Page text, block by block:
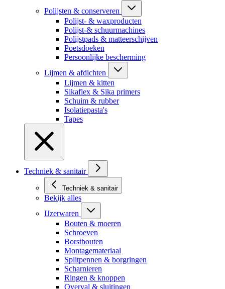
Polijsten & conserveren
Polijst- & waxproducten
Polijst-& schuurmachines
Polijstpads & matteerschijven
Poetsdoeken
Persoonlijke bescherming
Lijmen & afdichten
Lijmen & kitten
Sikaflex & Sika primers
Schuim & rubber
Isolatiepasta's
Tapes
Techniek & sanitair
Techniek & sanitair
Bekijk alles
IJzerwaren
Bouten & moeren
Schroeven
Borstbouten
Montagemateriaal
Splitpennen & borgringen
Scharnieren
Ringen & knoppen
Overval & sluitingen